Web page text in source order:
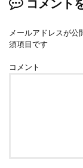
コメント
メールアドレスが公
須項目です
コメント